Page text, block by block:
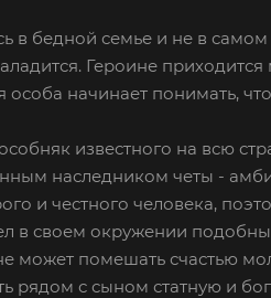
в бедной семье и не в
Героине
начинает понимать,
известного на всю
наследником четы -
и честного человека,
в своем окружении
может помешать счастью
рядом с сыном статную и